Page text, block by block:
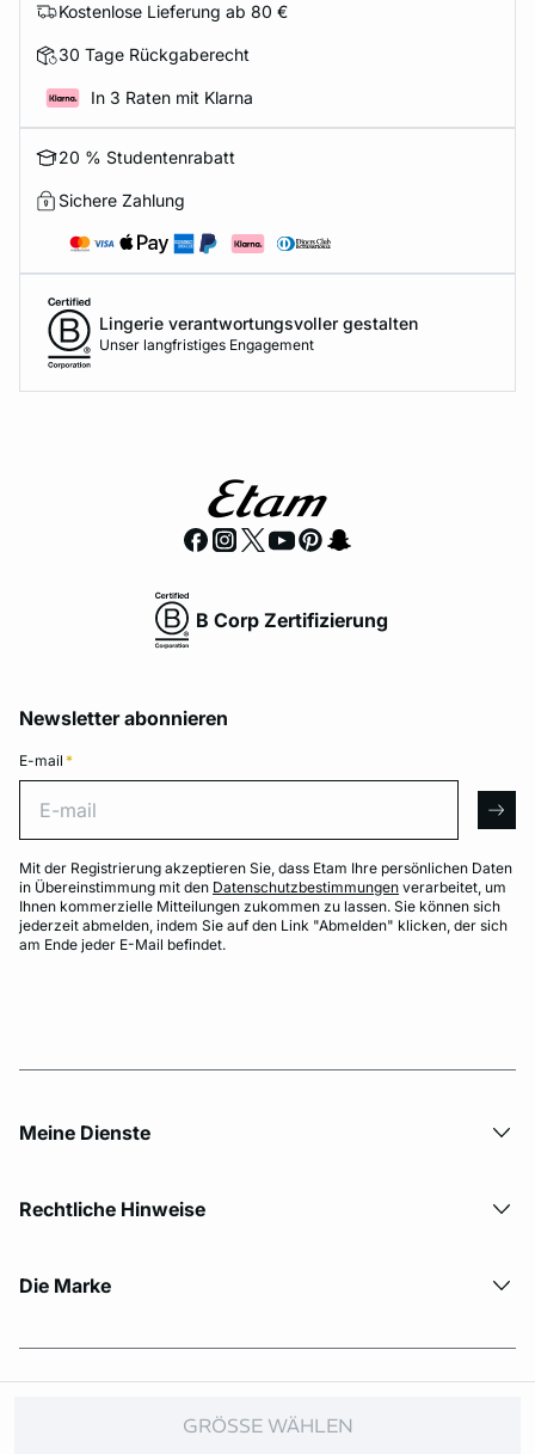
GRÖSSE WÄHLEN
Kostenlose Lieferung ab 80 €
30 Tage Rückgaberecht
In 3 Raten mit Klarna
20 % Studentenrabatt
Sichere Zahlung
Lingerie verantwortungsvoller gestalten
Unser langfristiges Engagement
B Corp Zertifizierung
Newsletter abonnieren
E-mail *
Mit der Registrierung akzeptieren Sie, dass Etam Ihre persönlichen Daten
in Übereinstimmung mit den Datenschutzbestimmungen verarbeitet, um
Ihnen kommerzielle Mitteilungen zukommen zu lassen. Sie können sich
jederzeit abmelden, indem Sie auf den Link "Abmelden" klicken, der sich
am Ende jeder E-Mail befindet.
Meine Dienste
Rechtliche Hinweise
Die Marke